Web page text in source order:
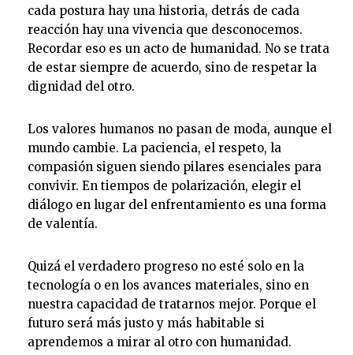
cada postura hay una historia, detrás de cada
reacción hay una vivencia que desconocemos.
Recordar eso es un acto de humanidad. No se trata
de estar siempre de acuerdo, sino de respetar la
dignidad del otro.
Los valores humanos no pasan de moda, aunque el
mundo cambie. La paciencia, el respeto, la
compasión siguen siendo pilares esenciales para
convivir. En tiempos de polarización, elegir el
diálogo en lugar del enfrentamiento es una forma
de valentía.
Quizá el verdadero progreso no esté solo en la
tecnología o en los avances materiales, sino en
nuestra capacidad de tratarnos mejor. Porque el
futuro será más justo y más habitable si
aprendemos a mirar al otro con humanidad.